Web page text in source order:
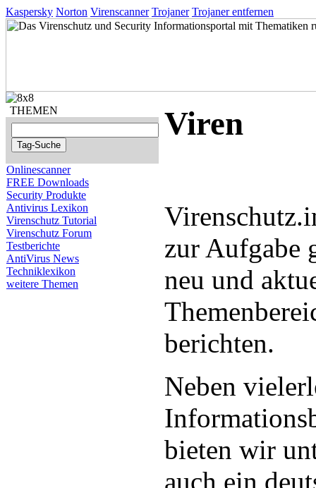
Kaspersky Norton Virenscanner Trojaner Trojaner entfernen
THEMEN
Onlinescanner
FREE Downloads
Security Produkte
Antivirus Lexikon
Virenschutz Tutorial
Virenschutz Forum
Testberichte
AntiVirus News
Techniklexikon
weitere Themen
Viren
zur Aufgabe
neu und
berichten.
Neben
bieten wir
auch ein